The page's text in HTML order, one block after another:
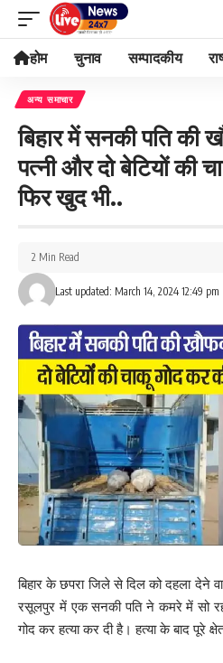
होम चुनाव सम्पादकीय
अन्य समाचार
बिहार में सनकी पति की
पत्नी और दो बेटियों की
फिर खुद भी..
Last updated: March 14, 2024 12:49 pm
2 Min Read
बिहार के छपरा जिले से दिल को दहला देने
रसूलपुर में एक सनकी पति ने कमरे में सो
गोद कर हत्या कर दी है। हत्या के बाद पूरे